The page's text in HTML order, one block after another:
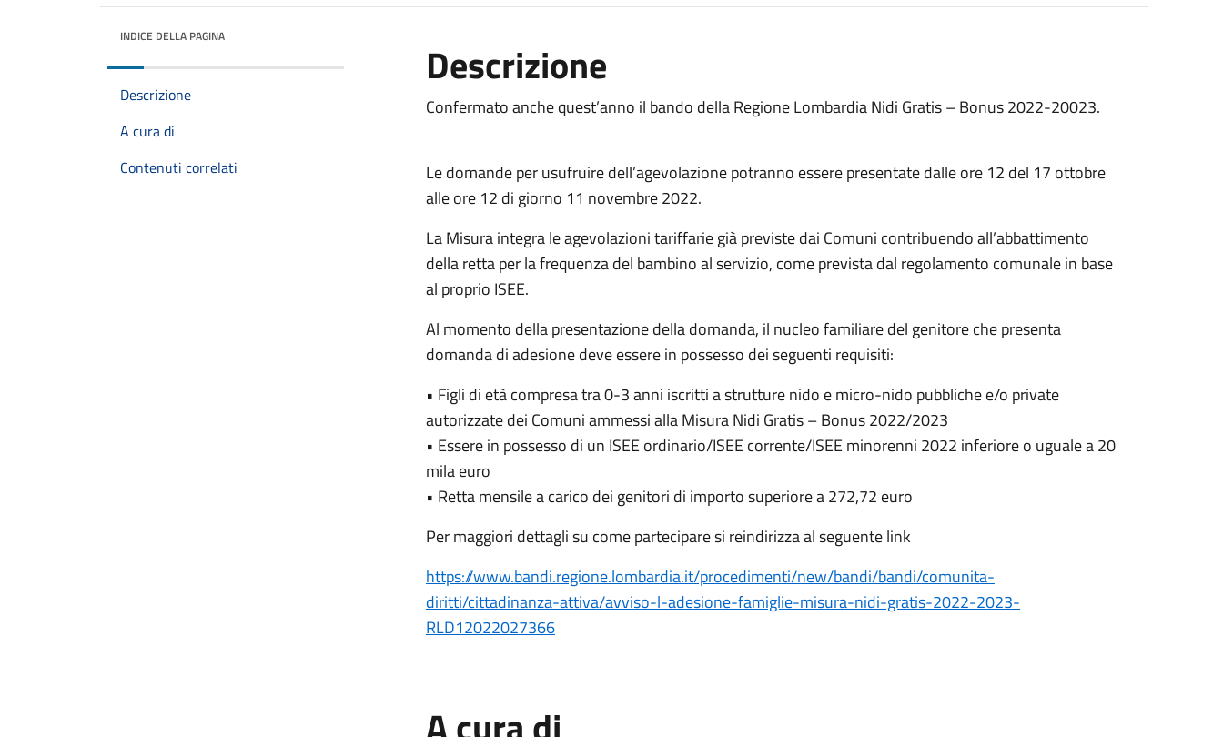
INDICE DELLA PAGINA
Descrizione
A cura di
Contenuti correlati
Descrizione
Confermato anche quest’anno il bando della Regione Lombardia Nidi Gratis – Bonus 2022-20023.
Le domande per usufruire dell’agevolazione potranno essere presentate dalle ore 12 del 17 ottobre
alle ore 12 di giorno 11 novembre 2022.
La Misura integra le agevolazioni tariffarie già previste dai Comuni contribuendo all’abbattimento
della retta per la frequenza del bambino al servizio, come prevista dal regolamento comunale in base
al proprio ISEE.
Al momento della presentazione della domanda, il nucleo familiare del genitore che presenta
domanda di adesione deve essere in possesso dei seguenti requisiti:
• Figli di età compresa tra 0-3 anni iscritti a strutture nido e micro-nido pubbliche e/o private
autorizzate dei Comuni ammessi alla Misura Nidi Gratis – Bonus 2022/2023
• Essere in possesso di un ISEE ordinario/ISEE corrente/ISEE minorenni 2022 inferiore o uguale a 20
mila euro
• Retta mensile a carico dei genitori di importo superiore a 272,72 euro
Per maggiori dettagli su come partecipare si reindirizza al seguente link
https://www.bandi.regione.lombardia.it/procedimenti/new/bandi/bandi/comunita-
diritti/cittadinanza-attiva/avviso-l-adesione-famiglie-misura-nidi-gratis-2022-2023-
RLD12022027366